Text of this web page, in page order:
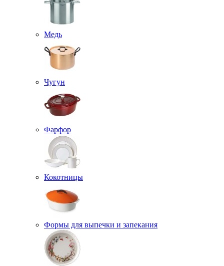
Медь
Чугун
Фарфор
Кокотницы
Формы для выпечки и запекания